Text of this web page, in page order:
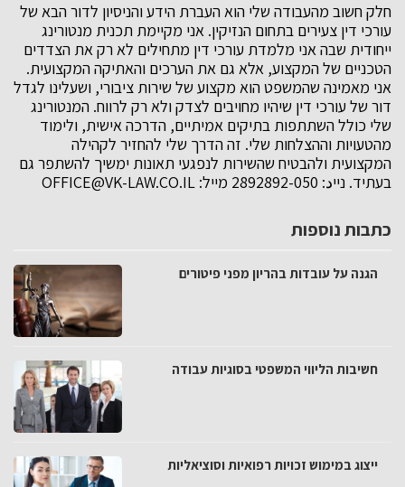
חלק חשוב מהעבודה שלי הוא העברת הידע והניסיון לדור הבא של
עורכי דין צעירים בתחום הנזיקין. אני מקיימת תכנית מנטורינג
ייחודית שבה אני מלמדת עורכי דין מתחילים לא רק את הצדדים
הטכניים של המקצוע, אלא גם את הערכים והאתיקה המקצועית.
אני מאמינה שהמשפט הוא מקצוע של שירות ציבורי, ושעלינו לגדל
דור של עורכי דין שיהיו מחויבים לצדק ולא רק לרווח. המנטורינג
שלי כולל השתתפות בתיקים אמיתיים, הדרכה אישית, ולימוד
מהטעויות וההצלחות שלי. זה הדרך שלי להחזיר לקהילה
המקצועית ולהבטיח שהשירות לנפגעי תאונות ימשיך להשתפר גם
בעתיד. נייد: 050-2892892 מייל:
OFFICE@VK-LAW.CO.IL
כתבות נוספות
הגנה על עובדות בהריון מפני פיטורים
חשיבות הליווי המשפטי בסוגיות עבודה
ייצוג במימוש זכויות רפואיות וסוציאליות